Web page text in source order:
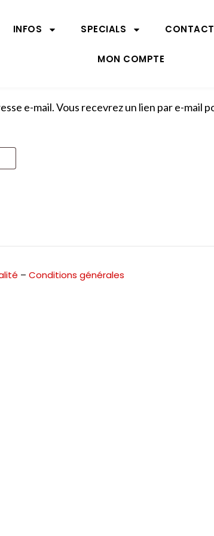
INFOS SPECIALS
MON COMPTE
e-mail. Vous recevrez un lien par e-mail
–Conditions générales